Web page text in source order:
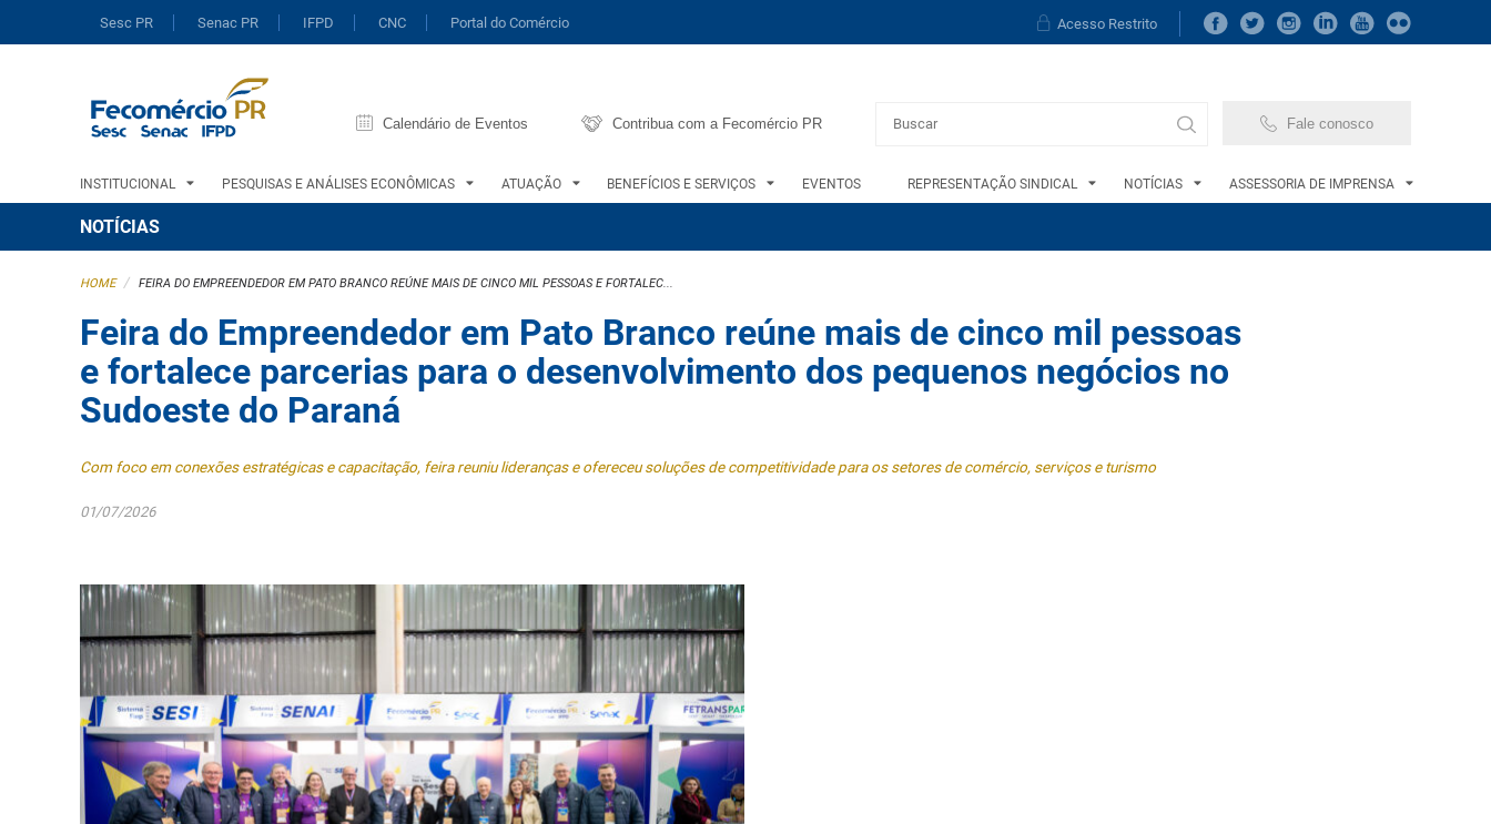
Sesc PR Senac PR IFPD CNC Portal do Comércio Acesso Restrito
Calendário de Eventos Contribua com a Fecomércio PR Fale conosco
INSTITUCIONAL PESQUISAS E ANÁLISES ECONÔMICAS ATUAÇÃO BENEFÍCIOS E SERVIÇOS EVENTOS REPRESENTAÇÃO SINDICAL NOTÍCIAS ASSESSORIA DE IMPRENSA
NOTÍCIAS
HOME / FEIRA DO EMPREENDEDOR EM PATO BRANCO REÚNE MAIS DE CINCO MIL PESSOAS E FORTALEC...
Feira do Empreendedor em Pato Branco reúne mais de cinco mil pessoas
e fortalece parcerias para o desenvolvimento dos pequenos negócios no
Sudoeste do Paraná
Com foco em conexões estratégicas e capacitação, feira reuniu lideranças e ofereceu soluções de competitividade para os setores de comércio, serviços e turismo
01/07/2026